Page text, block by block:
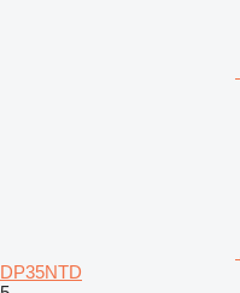
DP35NTD